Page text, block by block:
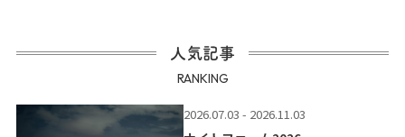
人気記事
RANKING
2026.07.03 - 2026.11.03